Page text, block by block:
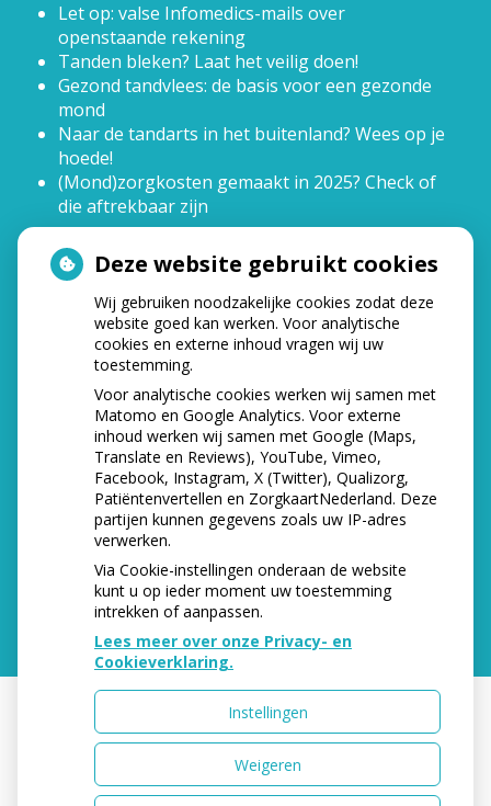
Let op: valse Infomedics-mails over
openstaande rekening
Tanden bleken? Laat het veilig doen!
Gezond tandvlees: de basis voor een gezonde
mond
Naar de tandarts in het buitenland? Wees op je
hoede!
(Mond)zorgkosten gemaakt in 2025? Check of
die aftrekbaar zijn
HOE GEZOND IS JE MOND?
Uw Zorg Online|Beheer
Deze website gebruikt cookies
Wij gebruiken noodzakelijke cookies zodat deze
website goed kan werken. Voor analytische
cookies en externe inhoud vragen wij uw
toestemming.
Voor analytische cookies werken wij samen met
Matomo en Google Analytics. Voor externe
inhoud werken wij samen met Google (Maps,
Translate en Reviews), YouTube, Vimeo,
Facebook, Instagram, X (Twitter), Qualizorg,
Patiëntenvertellen en ZorgkaartNederland. Deze
partijen kunnen gegevens zoals uw IP-adres
verwerken.
Via Cookie-instellingen onderaan de website
kunt u op ieder moment uw toestemming
intrekken of aanpassen.
Lees meer over onze Privacy- en
Cookieverklaring.
Instellingen
Weigeren